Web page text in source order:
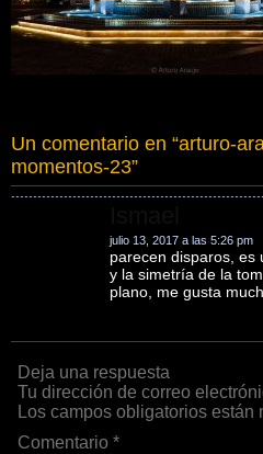
Un comentario en “arturo-
momentos-23”
julio 13, 2017 a las 5:26 pm
parecen disparos, es
y la simetría de la
plano, me gusta
Deja una respuesta
Tu dirección de correo
Los campos obligatorios están
Comentario *